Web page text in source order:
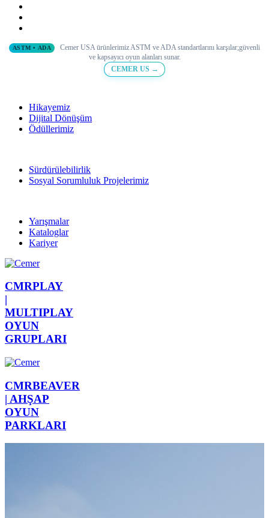
ASTM • ADA Cemer USA ürünlerimiz ASTM ve ADA standartlarını karşılar;güvenli
ve kapsayıcı oyun alanları sunar.
CEMER US →
Hikayemiz
Dijital Dönüşüm
Ödüllerimiz
Sürdürülebilirlik
Sosyal Sorumluluk Projelerimiz
Yarışmalar
Kataloglar
Kariyer
CMRPLAY
|
MULTIPLAY
OYUN
GRUPLARI
CMRBEAVER
| AHŞAP
OYUN
PARKLARI